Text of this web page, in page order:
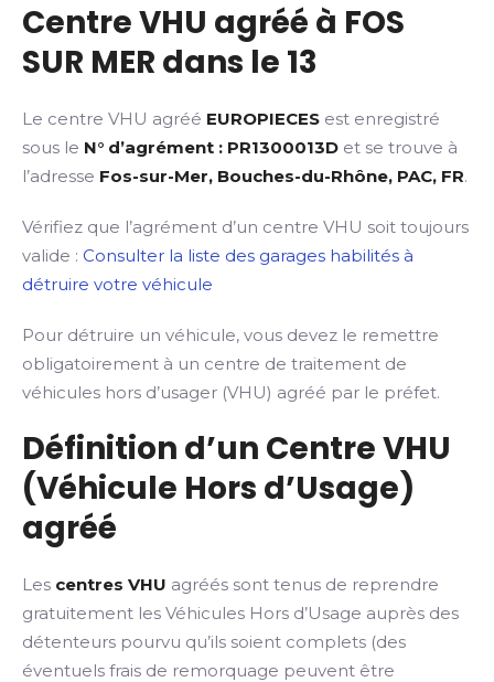
Centre VHU agréé à FOS
SUR MER dans le 13
Le centre VHU agréé EUROPIECES est enregistré
sous le N° d’agrément : PR1300013D et se trouve à
l’adresse Fos-sur-Mer, Bouches-du-Rhône, PAC, FR.
Vérifiez que l’agrément d’un centre VHU soit toujours
valide : Consulter la liste des garages habilités à
détruire votre véhicule
Pour détruire un véhicule, vous devez le remettre
obligatoirement à un centre de traitement de
véhicules hors d’usager (VHU) agréé par le préfet.
Définition d’un Centre VHU
(Véhicule Hors d’Usage)
agréé
Les centres VHU agréés sont tenus de reprendre
gratuitement les Véhicules Hors d’Usage auprès des
détenteurs pourvu qu’ils soient complets (des
éventuels frais de remorquage peuvent être